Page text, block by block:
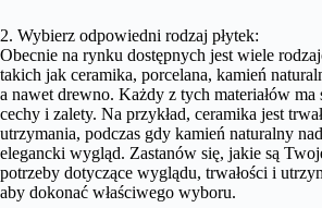
2. Wybierz odpowiedni rodzaj płytek:
Obecnie na rynku dostępnych jest wiele
takich jak ceramika, porcelana, kamień
a nawet drewno. Każdy z tych materiałów
cechy i zalety. Na przykład, ceramika jest
utrzymania, podczas gdy kamień naturalny
elegancki wygląd. Zastanów się, jakie są
potrzeby dotyczące wyglądu, trwałości i
aby dokonać właściwego wyboru.